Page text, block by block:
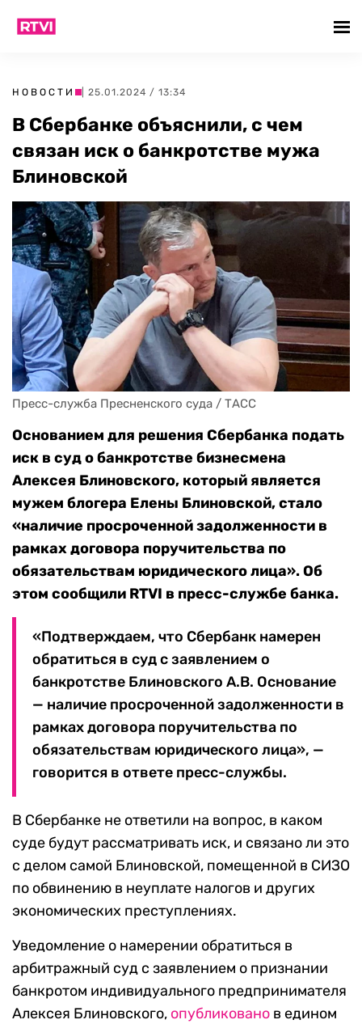
НОВОСТИ | 25.01.2024 / 13:34
В Сбербанке объяснили, с чем
связан иск о банкротстве мужа
Блиновской
Пресс-служба Пресненского суда / ТАСС
Основанием для решения Сбербанка подать
иск в суд о банкротстве бизнесмена
Алексея Блиновского, который является
мужем блогера Елены Блиновской, стало
«наличие просроченной задолженности в
рамках договора поручительства по
обязательствам юридического лица». Об
этом сообщили RTVI в пресс-службе банка.
«Подтверждаем, что Сбербанк намерен
обратиться в суд с заявлением о
банкротстве Блиновского А.В. Основание
— наличие просроченной задолженности в
рамках договора поручительства по
обязательствам юридического лица», —
говорится в ответе пресс-службы.
В Сбербанке не ответили на вопрос, в каком
суде будут рассматривать иск, и связано ли это
с делом самой Блиновской, помещенной в СИЗО
по обвинению в неуплате налогов и других
экономических преступлениях.
Уведомление о намерении обратиться в
арбитражный суд с заявлением о признании
банкротом индивидуального предпринимателя
Алексея Блиновского, опубликовано в едином